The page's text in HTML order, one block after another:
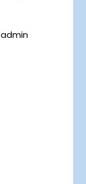
admin